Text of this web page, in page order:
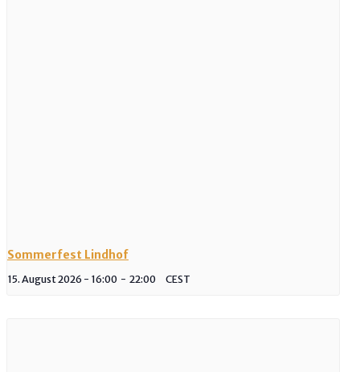
Sommerfest Lindhof
15. August 2026 - 16:00 - 22:00 CEST